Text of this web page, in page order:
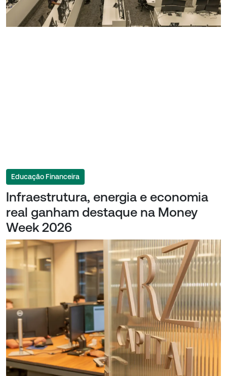
Educação Financeira
Infraestrutura, energia e economia
real ganham destaque na Money
Week 2026